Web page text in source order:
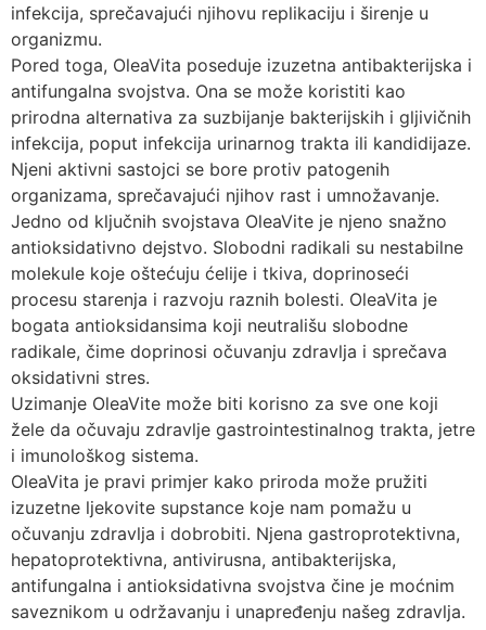
infekcija, sprečavajući njihovu replikaciju i širenje u
organizmu.
Pored toga, OleaVita poseduje izuzetna antibakterijska i
antifungalna svojstva. Ona se može koristiti kao
prirodna alternativa za suzbijanje bakterijskih i gljivičnih
infekcija, poput infekcija urinarnog trakta ili kandidijaze.
Njeni aktivni sastojci se bore protiv patogenih
organizama, sprečavajući njihov rast i umnožavanje.
Jedno od ključnih svojstava OleaVite je njeno snažno
antioksidativno dejstvo. Slobodni radikali su nestabilne
molekule koje oštećuju ćelije i tkiva, doprinoseći
procesu starenja i razvoju raznih bolesti. OleaVita je
bogata antioksidansima koji neutrališu slobodne
radikale, čime doprinosi očuvanju zdravlja i sprečava
oksidativni stres.
Uzimanje OleaVite može biti korisno za sve one koji
žele da očuvaju zdravlje gastrointestinalnog trakta, jetre
i imunološkog sistema.
OleaVita je pravi primjer kako priroda može pružiti
izuzetne ljekovite supstance koje nam pomažu u
očuvanju zdravlja i dobrobiti. Njena gastroprotektivna,
hepatoprotektivna, antivirusna, antibakterijska,
antifungalna i antioksidativna svojstva čine je moćnim
saveznikom u održavanju i unapređenju našeg zdravlja.